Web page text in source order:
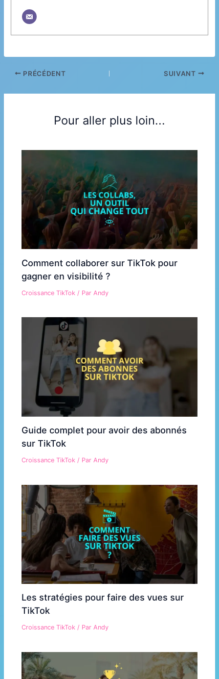
PRÉCÉDENT SUIVANT
Pour aller plus loin...
Comment collaborer sur TikTok pour
gagner en visibilité ?
Croissance TikTok / Par Andy
Guide complet pour avoir des abonnés
sur TikTok
Croissance TikTok / ParAndy
Les stratégies pour faire des vues sur
TikTok
Croissance TikTok / ParAndy